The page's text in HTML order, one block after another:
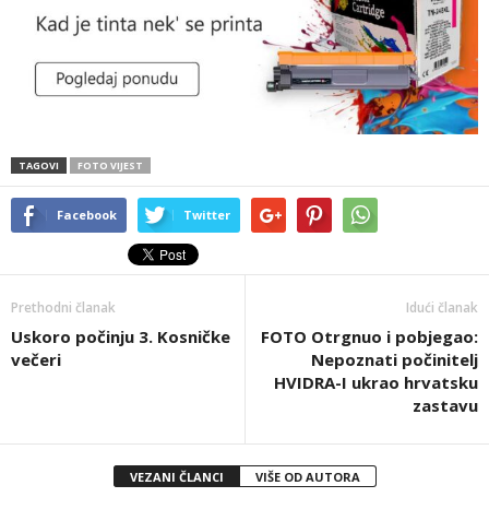
TAGOVI FOTO VIJEST
Facebook Twitter
Prethodni članak
Uskoro počinju 3. Kosničke
večeri
Idući članak
FOTO Otrgnuo i pobjegao:
Nepoznati počinitelj
HVIDRA-I ukrao hrvatsku
zastavu
VEZANI ČLANCI VIŠE OD AUTORA